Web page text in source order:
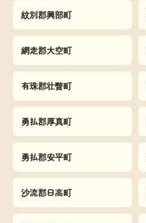
紋別郡興部町
網走郡大空町
有珠郡壮瞥町
勇払郡厚真町
勇払郡安平町
沙流郡日高町